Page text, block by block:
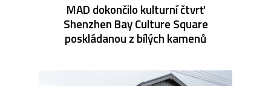
MAD dokončilo kulturní čtvrť
Shenzhen Bay Culture Square
poskládanou z bílých kamenů